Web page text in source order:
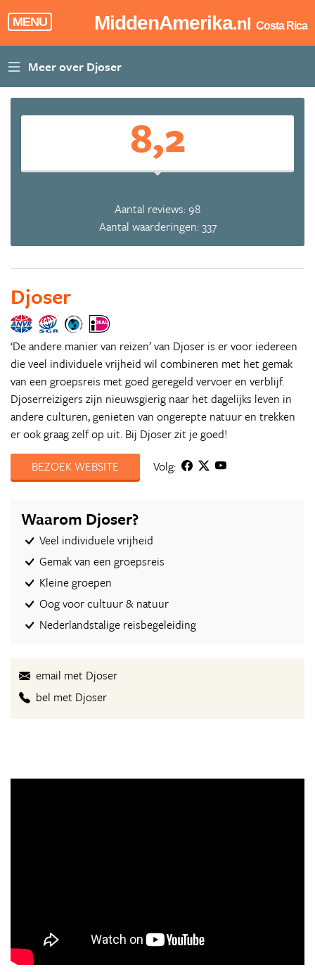
MENU MiddenAmerika.nl Costa Rica
8,2
Aantal reviews: 98
Aantal waarderingen: 337
Djoser
‘De andere manier van reizen’ van Djoser is er voor iedereen
die veel individuele vrijheid wil combineren met het gemak
van een groepsreis met goed geregeld vervoer en verblijf.
Djoserreizigers zijn nieuwsgierig naar het dagelijks leven in
andere culturen, genieten van ongerepte natuur en trekken
er ook graag zelf op uit. Bij Djoser zit je goed!
BEZOEK WEBSITE
Volg:
Waarom Djoser?
Veel individuele vrijheid
Gemak van een groepsreis
Kleine groepen
Oog voor cultuur & natuur
Nederlandstalige reisbegeleiding
email met Djoser
bel met Djoser